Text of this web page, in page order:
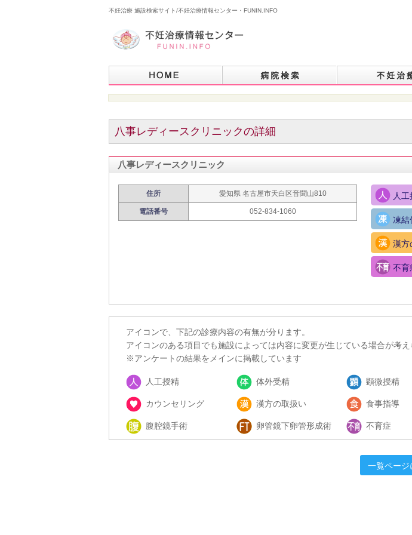
不妊治療 施設検索サイト/不妊治療情報センター・FUNIN.INFO
八事レディースクリニックの詳細
八事レディースクリニック
住所 愛知県 名古屋市天白区音聞山810
電話番号 052-834-1060
人
凍結
漢方
不育
アイコンで、下記の診療内容の有無が分ります。
アイコンのある項目でも施設によっては内容に変更が生じている場合が考
※アンケートの結果をメインに掲載しています
人工授精 体外受精 顕微授精
カウンセリング 漢方の取扱い 食事指導
腹腔鏡手術 卵管鏡下卵管形成術 不育症
一覧ページ